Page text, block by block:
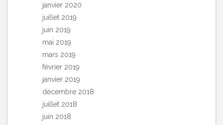
janvier 2020
juillet 2019
juin 2019
mai 2019
mars 2019
février 2019
janvier 2019
décembre 2018
juillet 2018
juin 2018